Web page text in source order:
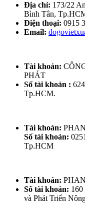
Địa chỉ: 173/22
Bình Tân,
Điện thoại: 0915
Email:
Tài khoản:
PHÁT
Số tài khoản :
Tp.HCM.
Tài khoản:
Số tài khoản:
Tp.HCM
Tài khoản:
Số tài khoản:
và Phát Triển